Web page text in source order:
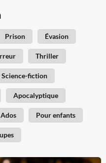
Prison Évasion
Thriller
Science-fiction
Apocalyptique
Ados Pour enfants